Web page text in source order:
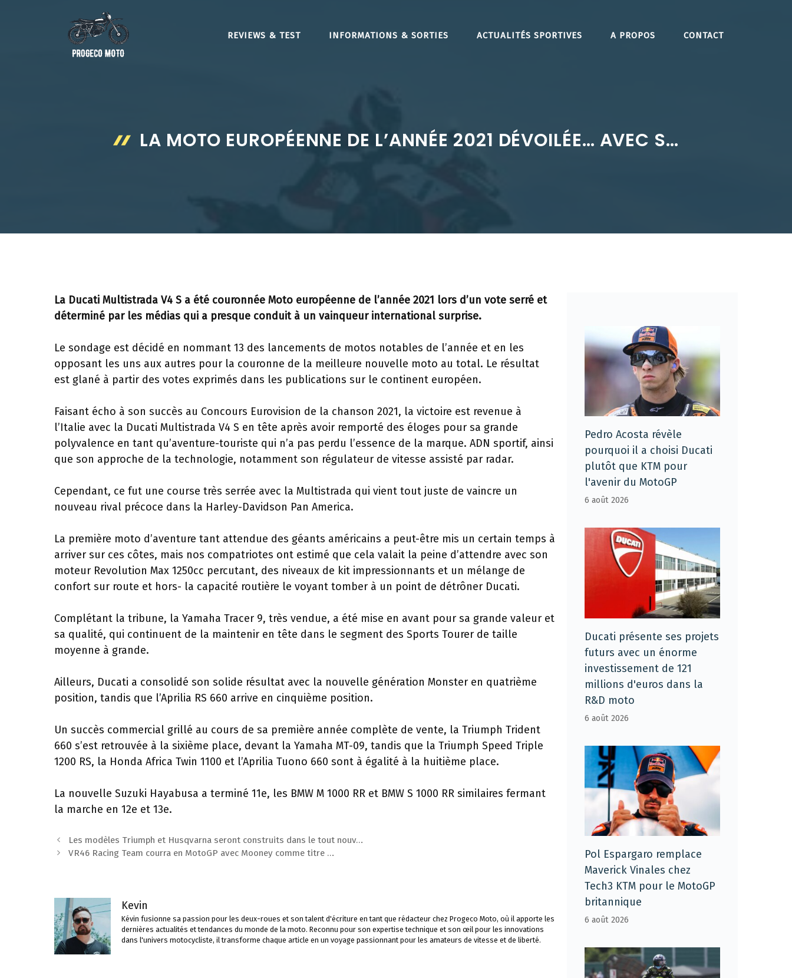
REVIEWS & TEST INFORMATIONS & SORTIES ACTUALITÉS SPORTIVES A PROPOS CONTACT
LA MOTO EUROPÉENNE DE L’ANNÉE 2021 DÉVOILÉE… AVEC S…
La Ducati Multistrada V4 S a été couronnée Moto européenne de l’année 2021 lors d’un vote serré et
déterminé par les médias qui a presque conduit à un vainqueur international surprise.
Le sondage est décidé en nommant 13 des lancements de motos notables de l’année et en les
opposant les uns aux autres pour la couronne de la meilleure nouvelle moto au total. Le résultat
est glané à partir des votes exprimés dans les publications sur le continent européen.
Faisant écho à son succès au Concours Eurovision de la chanson 2021, la victoire est revenue à
l’Italie avec la Ducati Multistrada V4 S en tête après avoir remporté des éloges pour sa grande
polyvalence en tant qu’aventure-touriste qui n’a pas perdu l’essence de la marque. ADN sportif, ainsi
que son approche de la technologie, notamment son régulateur de vitesse assisté par radar.
Cependant, ce fut une course très serrée avec la Multistrada qui vient tout juste de vaincre un
nouveau rival précoce dans la Harley-Davidson Pan America.
La première moto d’aventure tant attendue des géants américains a peut-être mis un certain temps à
arriver sur ces côtes, mais nos compatriotes ont estimé que cela valait la peine d’attendre avec son
moteur Revolution Max 1250cc percutant, des niveaux de kit impressionnants et un mélange de
confort sur route et hors- la capacité routière le voyant tomber à un point de détrôner Ducati.
Complétant la tribune, la Yamaha Tracer 9, très vendue, a été mise en avant pour sa grande valeur et
sa qualité, qui continuent de la maintenir en tête dans le segment des Sports Tourer de taille
moyenne à grande.
Ailleurs, Ducati a consolidé son solide résultat avec la nouvelle génération Monster en quatrième
position, tandis que l’Aprilia RS 660 arrive en cinquième position.
Un succès commercial grillé au cours de sa première année complète de vente, la Triumph Trident
660 s’est retrouvée à la sixième place, devant la Yamaha MT-09, tandis que la Triumph Speed ​​Triple
1200 RS, la Honda Africa Twin 1100 et l’Aprilia Tuono 660 sont à égalité à la huitième place.
La nouvelle Suzuki Hayabusa a terminé 11e, les BMW M 1000 RR et BMW S 1000 RR similaires fermant
la marche en 12e et 13e.
Navigation
des
Les modèles Triumph et Husqvarna seront construits dans le tout nouv…
VR46 Racing Team courra en MotoGP avec Mooney comme titre …
Kevin
Kévin fusionne sa passion pour les deux-roues et son talent d'écriture en tant que rédacteur chez Progeco Moto, où il apporte les
dernières actualités et tendances du monde de la moto. Reconnu pour son expertise technique et son œil pour les innovations
dans l'univers motocycliste, il transforme chaque article en un voyage passionnant pour les amateurs de vitesse et de liberté.
Pedro Acosta révèle
pourquoi il a choisi Ducati
plutôt que KTM pour
l'avenir du MotoGP
6 août 2026
Ducati présente ses projets
futurs avec un énorme
investissement de 121
millions d'euros dans la
R&D moto
6 août 2026
Pol Espargaro remplace
Maverick Vinales chez
Tech3 KTM pour le MotoGP
britannique
6 août 2026